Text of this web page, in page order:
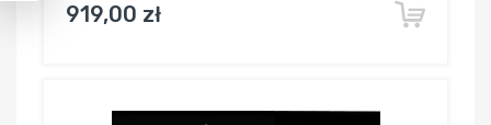
919,00 zł